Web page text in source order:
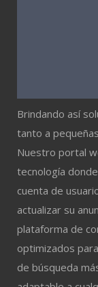
Brindando así
tanto a
Nuestro portal
tecnología
cuenta de
actualizar su
plataforma de
optimizados
de búsqueda